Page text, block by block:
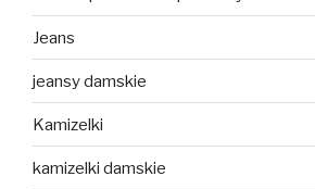
Jeans
jeansy damskie
Kamizelki
kamizelki damskie